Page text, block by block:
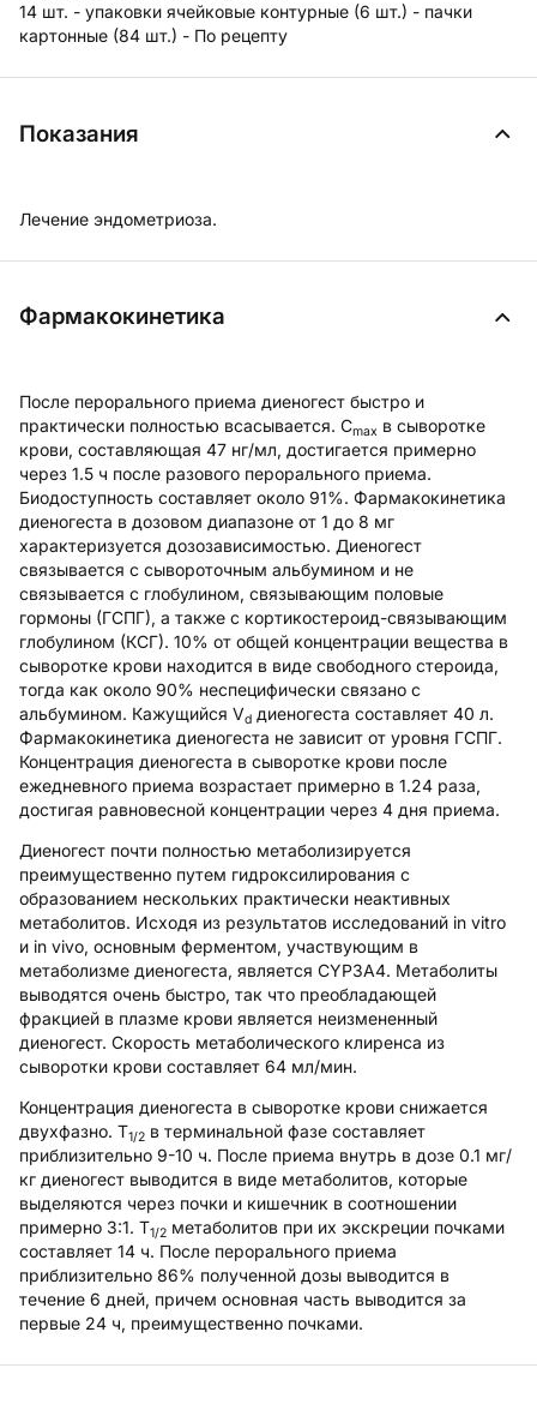
14 шт. - упаковки ячейковые контурные (6 шт.) - пачки
картонные (84 шт.) - По рецепту
Показания
Лечение эндометриоза.
Фармакокинетика
После перорального приема диеногест быстро и
практически полностью всасывается. Cmax в сыворотке
крови, составляющая 47 нг/мл, достигается примерно
через 1.5 ч после разового перорального приема.
Биодоступность составляет около 91%. Фармакокинетика
диеногеста в дозовом диапазоне от 1 до 8 мг
характеризуется дозозависимостью. Диеногест
связывается с сывороточным альбумином и не
связывается с глобулином, связывающим половые
гормоны (ГСПГ), а также с кортикостероид-связывающим
глобулином (КСГ). 10% от общей концентрации вещества в
сыворотке крови находится в виде свободного стероида,
тогда как около 90% неспецифически связано с
альбумином. Кажущийся Vd диеногеста составляет 40 л.
Фармакокинетика диеногеста не зависит от уровня ГСПГ.
Концентрация диеногеста в сыворотке крови после
ежедневного приема возрастает примерно в 1.24 раза,
достигая равновесной концентрации через 4 дня приема.
Диеногест почти полностью метаболизируется
преимущественно путем гидроксилирования с
образованием нескольких практически неактивных
метаболитов. Исходя из результатов исследований in vitro
и in vivo, основным ферментом, участвующим в
метаболизме диеногеста, является CYP3A4. Метаболиты
выводятся очень быстро, так что преобладающей
фракцией в плазме крови является неизмененный
диеногест. Скорость метаболического клиренса из
сыворотки крови составляет 64 мл/мин.
Концентрация диеногеста в сыворотке крови снижается
двухфазно. T1/2 в терминальной фазе составляет
приблизительно 9-10 ч. После приема внутрь в дозе 0.1 мг/
кг диеногест выводится в виде метаболитов, которые
выделяются через почки и кишечник в соотношении
примерно 3:1. T1/2 метаболитов при их экскреции почками
составляет 14 ч. После перорального приема
приблизительно 86% полученной дозы выводится в
течение 6 дней, причем основная часть выводится за
первые 24 ч, преимущественно почками.